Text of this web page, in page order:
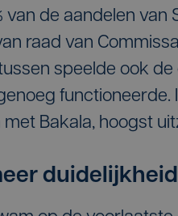
van de aandelen
raad van
speelde ook
Bakala, hoogst
duidelijkheid